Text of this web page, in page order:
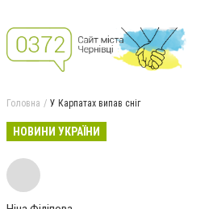
Головна У Карпатах випав сніг
НОВИНИ УКРАЇНИ